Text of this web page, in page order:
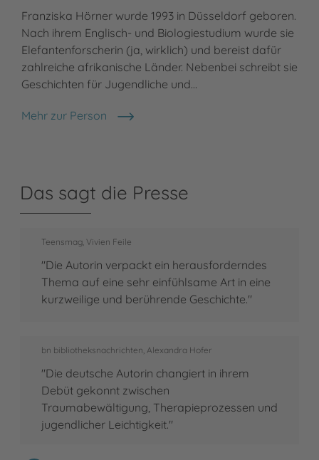
Franziska Hörner wurde 1993 in Düsseldorf geboren.
Nach ihrem Englisch- und Biologiestudium wurde sie
Elefantenforscherin (ja, wirklich) und bereist dafür
zahlreiche afrikanische Länder. Nebenbei schreibt sie
Geschichten für Jugendliche und…
Mehr zur Person
Franziska Hörner
Das sagt die Presse
Teensmag, Vivien Feile
"Die Autorin verpackt ein herausforderndes
Thema auf eine sehr einfühlsame Art in eine
kurzweilige und berührende Geschichte."
bn bibliotheksnachrichten, Alexandra Hofer
"Die deutsche Autorin changiert in ihrem
Debüt gekonnt zwischen
Traumabewältigung, Therapieprozessen und
jugendlicher Leichtigkeit."